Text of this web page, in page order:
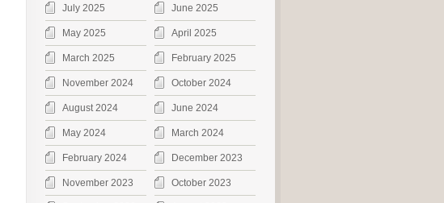
July 2025 June 2025
May 2025 April 2025
March 2025 February 2025
November 2024 October 2024
August 2024 June 2024
May 2024 March 2024
February 2024 December 2023
November 2023 October 2023